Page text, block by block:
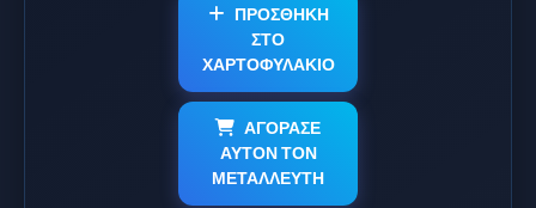
ΠΡΟΣΘΗΚΗ
ΣΤΟ
ΧΑΡΤΟΦΥΛΑΚΙΟ
ΑΓΟΡΑΣΕ
ΑΥΤΟΝ ΤΟΝ
ΜΕΤΑΛΛΕΥΤΗ